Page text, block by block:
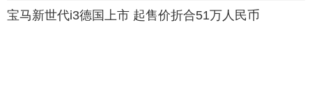
宝马新世代i3德国上市 起售价折合51万人民币